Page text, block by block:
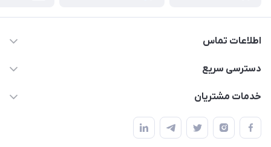
اطلاعات تماس
09106753413
دسترسی سریع
حساب کاربری
لیست محصولات
خدمات مشتریان
قوانین و مقررات
حریم خصوصی